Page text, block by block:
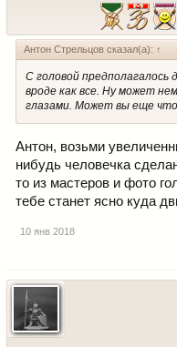
Антон Стрельцов сказал(а): ↑
С головой предполагалось
вроде как все. Ну может
глазами. Может вы еще
Антон, возьми
нибудь человечка
то из мастеров и фото
тебе станет ясно куда
10 янв 2018